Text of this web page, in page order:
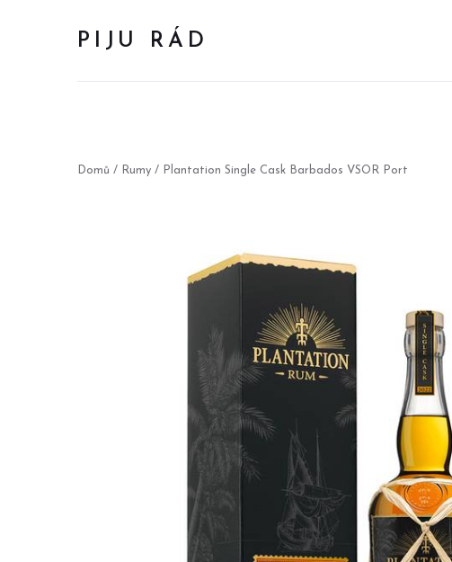
PIJU RÁD
Domů / Rumy / Plantation Single Cask Barbados VSOR Port